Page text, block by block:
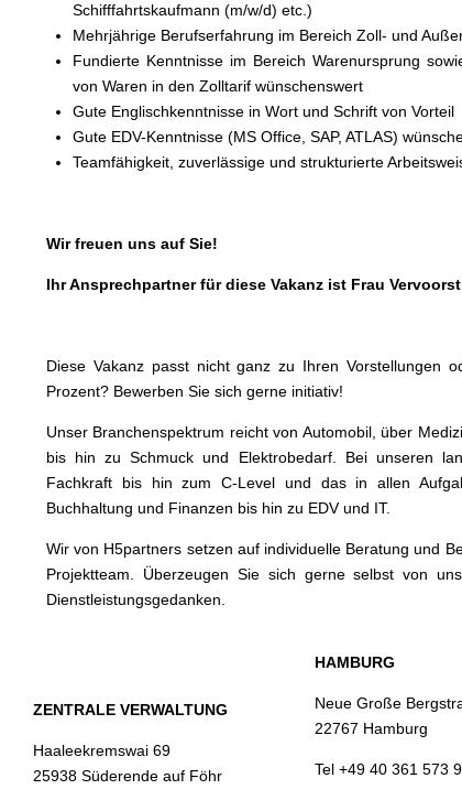
Schifffahrtskaufmann (m/w/d) etc.)
Mehrjährige Berufserfahrung im Bereich Zoll- und
Fundierte Kenntnisse im Bereich Warenursprung
von Waren in den Zolltarif wünschenswert
Gute Englischkenntnisse in Wort und Schrift von Vorteil
Gute EDV-Kenntnisse (MS Office, SAP, ATLAS)
Teamfähigkeit, zuverlässige und strukturierte
Wir freuen uns auf Sie!
Ihr Ansprechpartner für diese Vakanz ist Frau
Diese Vakanz passt nicht ganz zu Ihren Vorstellungen
Prozent? Bewerben Sie sich gerne initiativ!
Unser Branchenspektrum reicht von Automobil, über
bis hin zu Schmuck und Elektrobedarf. Bei unseren
Fachkraft bis hin zum C-Level und das in allen
Buchhaltung und Finanzen bis hin zu EDV und IT.
Wir von H5partners setzen auf individuelle Beratung und
Projektteam. Überzeugen Sie sich gerne selbst von
Dienstleistungsgedanken.
ZENTRALE VERWALTUNG
Haaleekremswai 69
25938 Süderende auf Föhr
HAMBURG
Neue Große
22767 Hamburg
Tel +49 40 361 573